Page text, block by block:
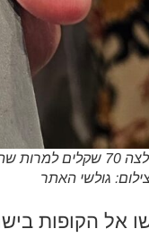
אל הקופות